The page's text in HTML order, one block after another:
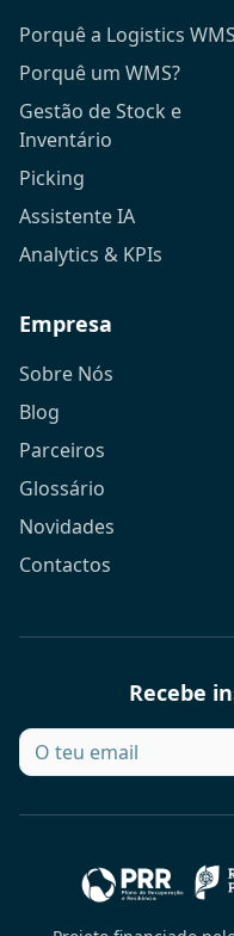
Porquê a Logistics
Porquê um WMS?
Gestão de Stock e
Inventário
Picking
Assistente IA
Analytics & KPIs
Empresa
Sobre Nós
Blog
Parceiros
Glossário
Novidades
Contactos
Recebe